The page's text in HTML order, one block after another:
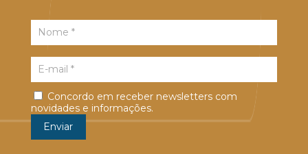
Concordo em receber newsletters com
novidades e informações.